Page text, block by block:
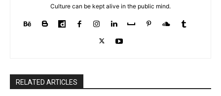
Culture can be kept alive in the public mind.
RELATED ARTICLES